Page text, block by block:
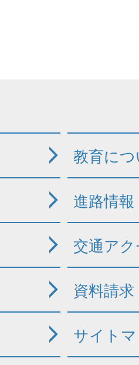
教育に
進路情報
交通ア
資料請求
サイト